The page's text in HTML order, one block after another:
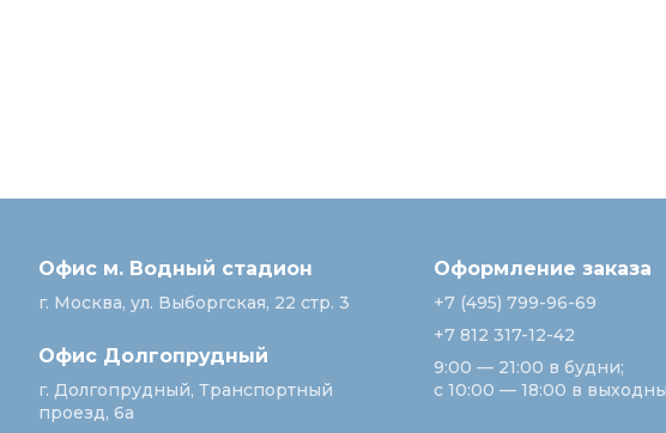
Офис м. Водный стадион
г. Москва, ул. Выборгская, 22 стр. 3
Офис Долгопрудный
г. Долгопрудный, Транспортный
проезд, 6а
Оформление заказа
+7 (495) 799-96-69
+7 812 317-12-42
9:00 — 21:00 в будни;
с 10:00 — 18:00 в